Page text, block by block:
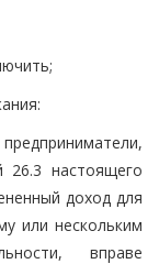
26.3 настоящего
доход для
или нескольким
вправе